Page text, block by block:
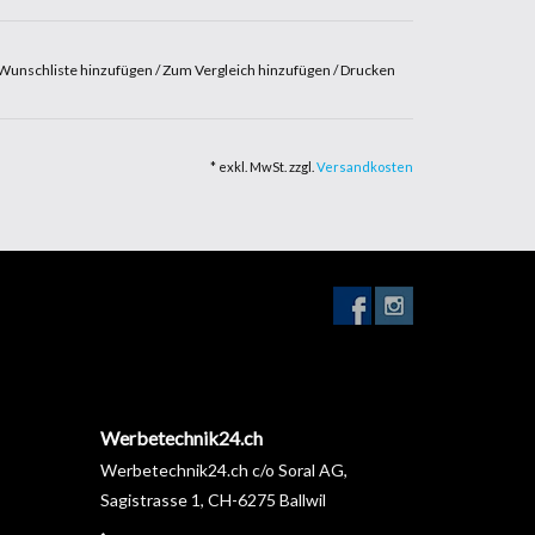
ultraglänzendes Finish (nur für extra-glänzende
hinzufügen/Zum Vergleich hinzufügen /Drucken
* exkl. MwSt. zzgl. Versandkosten
Werbetechnik24.ch
Werbetechnik24.ch c/o Soral AG,
Sagistrasse 1, CH-6275 Ballwil